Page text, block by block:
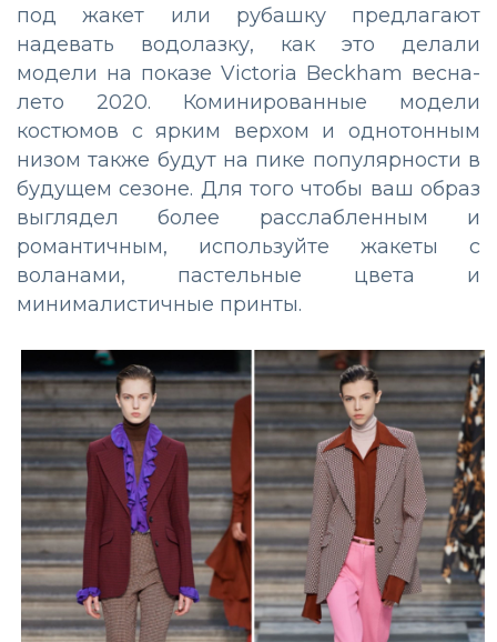
под жакет или рубашку предлагают
надевать водолазку, как это делали
модели на показе Victoria Beckham весна-
лето 2020. Коминированные модели
костюмов с ярким верхом и однотонным
низом также будут на пике популярности в
будущем сезоне. Для того чтобы ваш образ
выглядел более расслабленным и
романтичным, используйте жакеты с
воланами, пастельные цвета и
минималистичные принты.